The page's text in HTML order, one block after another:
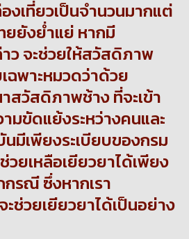
งเที่ยวเป็นจำนวนมากแต่
ยังย่ำแย่ หากมี
ว จะช่วยให้สวัสดิภาพ
ฉพาะหมวดว่าด้วย
วัสดิภาพช้าง ที่จะเข้า
มขัดแย้งระหว่างคนและ
มีเพียงระเบียบของกรม
วยเหลือเยียวยาได้เพียง
รณี ซึ่งหากเรา
ช่วยเยียวยาได้เป็นอย่าง